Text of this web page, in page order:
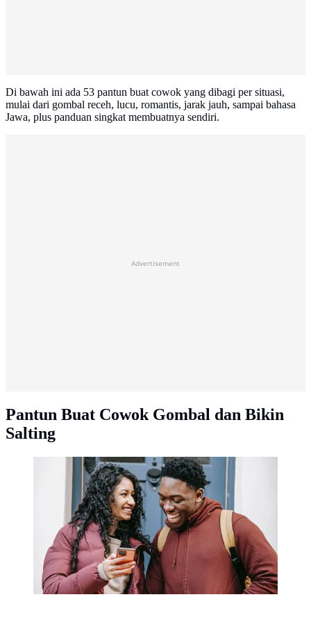
Di bawah ini ada 53 pantun buat cowok yang dibagi per situasi,
mulai dari gombal receh, lucu, romantis, jarak jauh, sampai bahasa
Jawa, plus panduan singkat membuatnya sendiri.
Advertisement
Pantun Buat Cowok Gombal dan Bikin
Salting
Ilustrasi pacar gombal. lucu, tertawa. (Foto oleh Keira
Burton dari Pexels)